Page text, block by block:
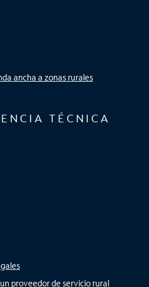
ancha a zonas rurales
TÉCNICA
proveedor de servicio rural